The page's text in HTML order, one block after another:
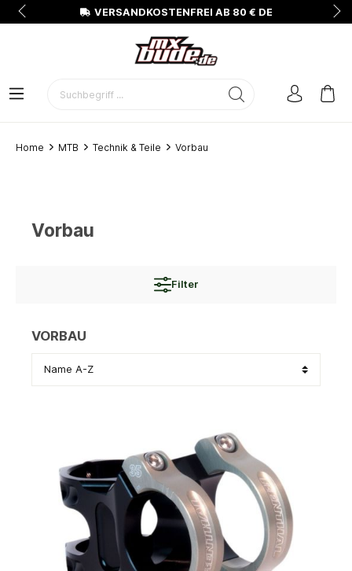
VERSANDKOSTENFREI AB 80 € DE
Home MTB Technik & Teile Vorbau
Vorbau
Filter
VORBAU